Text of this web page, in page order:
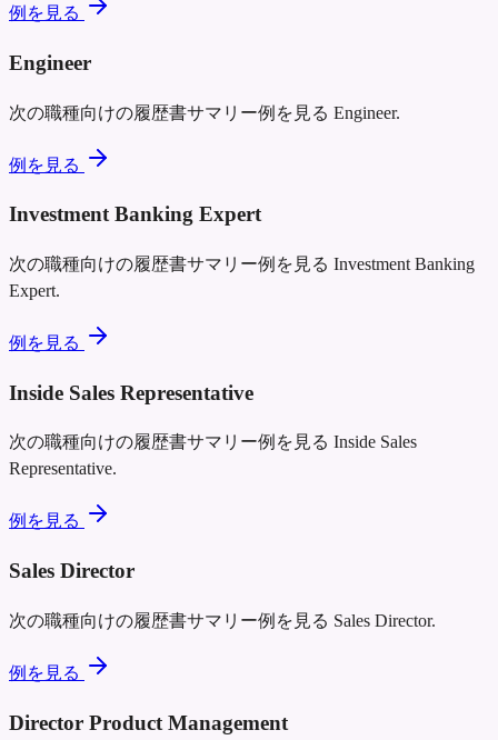
例を見る
Engineer
次の職種向けの履歴書サマリー例を見る Engineer.
例を見る
Investment Banking Expert
次の職種向けの履歴書サマリー例を見る Investment Banking
Expert.
例を見る
Inside Sales Representative
次の職種向けの履歴書サマリー例を見る Inside Sales
Representative.
例を見る
Sales Director
次の職種向けの履歴書サマリー例を見る Sales Director.
例を見る
Director Product Management